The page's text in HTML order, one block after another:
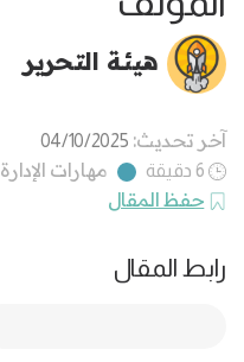
هيئة التحرير
آخر تحديث: 04/10/2025
6 دقيقة
مهارات الإدارة
حفظ المقال
رابط المقال